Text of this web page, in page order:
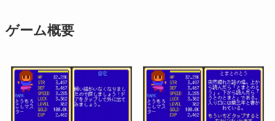
ゲーム概要